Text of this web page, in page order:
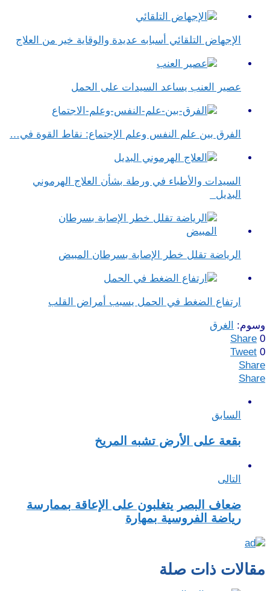
الإجهاض التلقائي أسبابه عديدة والوقاية خير من العلاج
عصير العنب يساعد السيدات على الحمل
الفرق بين علم النفس وعلم الإجتماع​: نقاط القوة في…
السيدات والأطباء في ورطة بشأن العلاج الهرموني
البديل
الرياضة تقلل خطر الإصابة بسرطان المبيض
ارتفاع الضغط في الحمل يسبب أمراض القلب
وسوم:
الغرق
Share 0
Tweet 0
Share
Share
السابق
بقعة على الأرض تشبه المريخ
التالى
ضعاف البصر يتغلبون على الإعاقة بممارسة
رياضة الفروسية بمهارة
مقالات ذات صلة